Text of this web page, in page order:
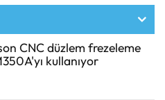
CNC düzlem frezeleme
kullanıyor